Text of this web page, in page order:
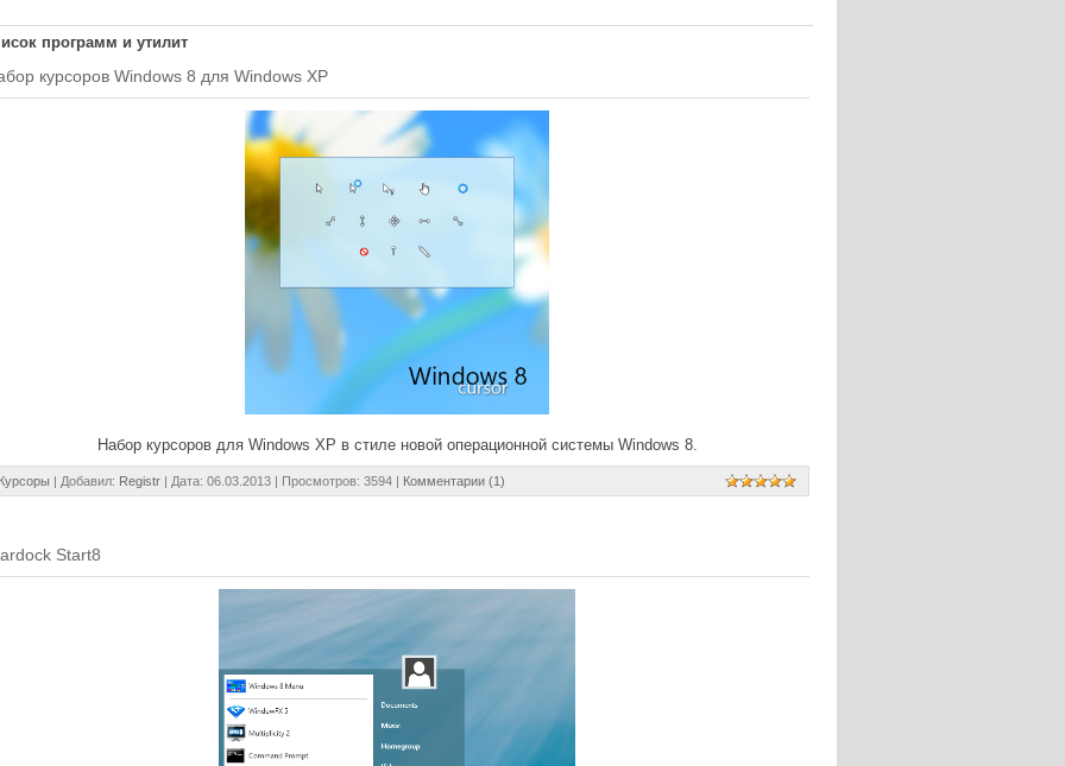
программ и утилит
курсоров Windows 8 для Windows XP
Набор курсоров для Windows XP в стиле новой операционной системы Windows 8.
| Добавил: Registr | Дата: 06.03.2013 | Просмотров: 3594 | Комментарии (1)
Start8